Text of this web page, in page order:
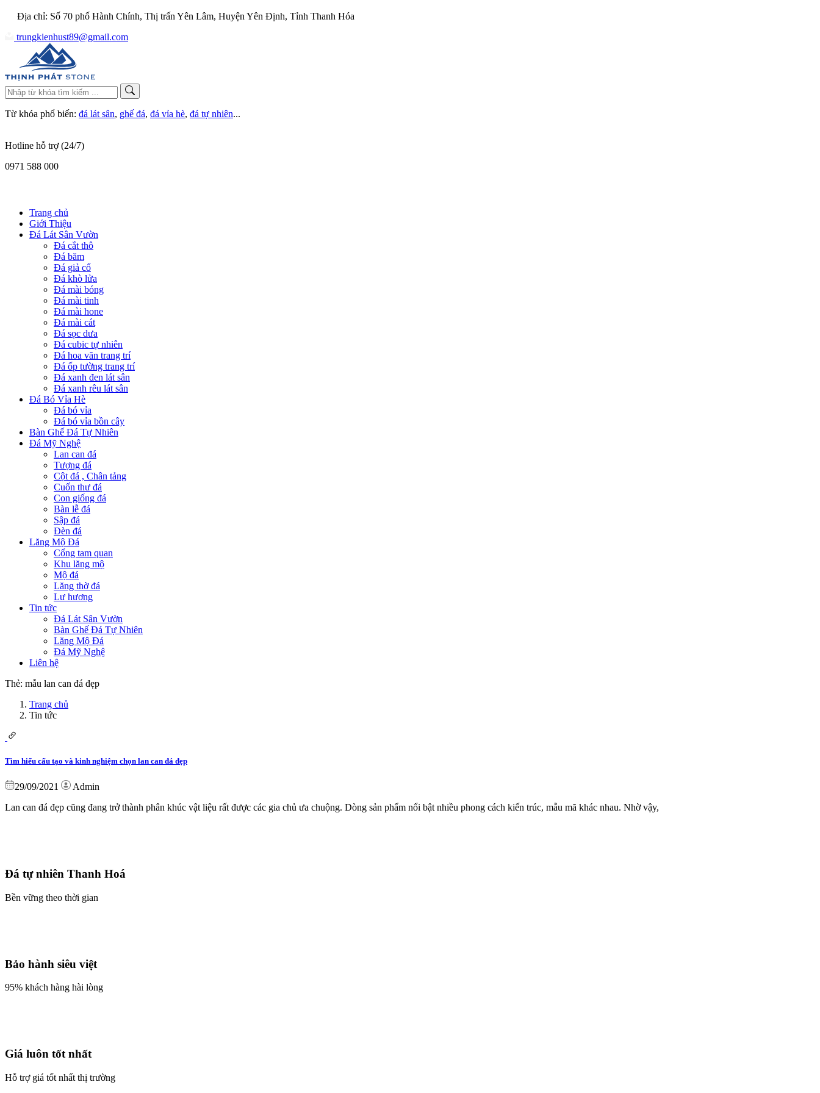
Địa chỉ: Số 70 phố Hành Chính, Thị trấn Yên Lâm, Huyện Yên Định, Tỉnh Thanh Hóa
trungkienhust89@gmail.com
Từ khóa phổ biến: đá lát sân, ghế đá, đá vỉa hè, đá tự nhiên...
Hotline hỗ trợ (24/7)
0971 588 000
Trang chủ
Giới Thiệu
Đá Lát Sân Vườn
Đá cắt thô
Đá băm
Đá giả cổ
Đá khò lửa
Đá mài bóng
Đá mài tinh
Đá mài hone
Đá mài cát
Đá sọc dưa
Đá cubic tự nhiên
Đá hoa văn trang trí
Đá ốp tường trang trí
Đá xanh đen lát sân
Đá xanh rêu lát sân
Đá Bó Vỉa Hè
Đá bó vỉa
Đá bó vỉa bồn cây
Bàn Ghế Đá Tự Nhiên
Đá Mỹ Nghệ
Lan can đá
Tượng đá
Cột đá , Chân tảng
Cuốn thư đá
Con giống đá
Bàn lễ đá
Sập đá
Đèn đá
Lăng Mộ Đá
Cổng tam quan
Khu lăng mộ
Mộ đá
Lăng thờ đá
Lư hương
Tin tức
Đá Lát Sân Vườn
Bàn Ghế Đá Tự Nhiên
Lăng Mộ Đá
Đá Mỹ Nghệ
Liên hệ
Thẻ: mẫu lan can đá đẹp
Trang chủ
Tin tức
Tìm hiểu cấu tạo và kinh nghiệm chọn lan can đá đẹp
29/09/2021
Admin
Lan can đá đẹp cũng đang trở thành phân khúc vật liệu rất được các gia chủ ưa chuộng. Dòng sản phẩm nổi bật nhiều phong cách kiến trúc, mẫu mã khác nhau. Nhờ vậy,
Đá tự nhiên Thanh Hoá
Bền vững theo thời gian
Bảo hành siêu việt
95% khách hàng hài lòng
Giá luôn tốt nhất
Hỗ trợ giá tốt nhất thị trường